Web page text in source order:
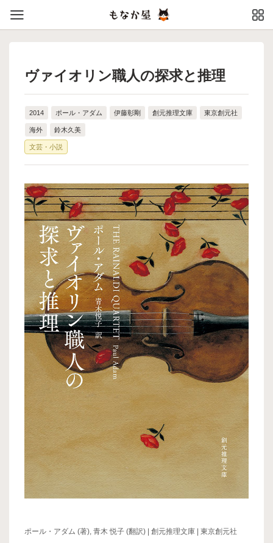
ヴァイオリン職人の探求と推理
2014 ポール・アダム 伊藤彰剛 創元推理文庫 東京創元社
海外 鈴木久美
文芸・小説
ポール・アダム (著), 青木 悦子 (翻訳) | 創元推理文庫 | 東京創元社